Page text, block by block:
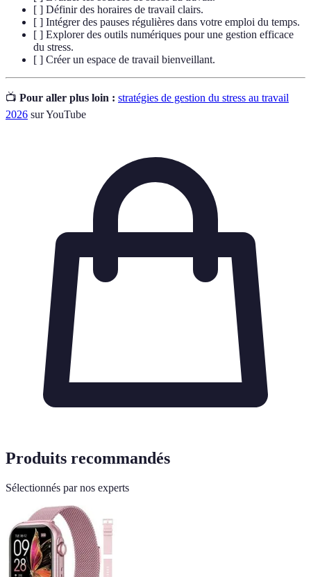
[ ] Définir des horaires de travail clairs.
[ ] Intégrer des pauses régulières dans votre emploi du temps.
[ ] Explorer des outils numériques pour une gestion efficace
du stress.
[ ] Créer un espace de travail bienveillant.
📺 Pour aller plus loin : stratégies de gestion du stress au travail
2026 sur YouTube
Produits recommandés
Sélectionnés par nos experts